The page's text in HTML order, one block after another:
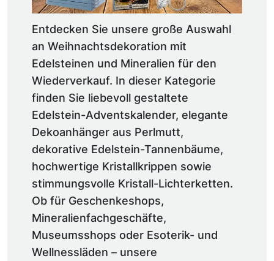
Entdecken Sie unsere große Auswahl
an Weihnachtsdekoration mit
Edelsteinen und Mineralien für den
Wiederverkauf. In dieser Kategorie
finden Sie liebevoll gestaltete
Edelstein-Adventskalender, elegante
Dekoanhänger aus Perlmutt,
dekorative Edelstein-Tannenbäume,
hochwertige Kristallkrippen sowie
stimmungsvolle Kristall-Lichterketten.
Ob für Geschenkeshops,
Mineralienfachgeschäfte,
Museumsshops oder Esoterik- und
Wellnessläden – unsere